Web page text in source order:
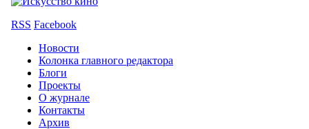
RSS Facebook
Новости
Колонка главного редактора
Блоги
Проекты
О журнале
Контакты
Архив